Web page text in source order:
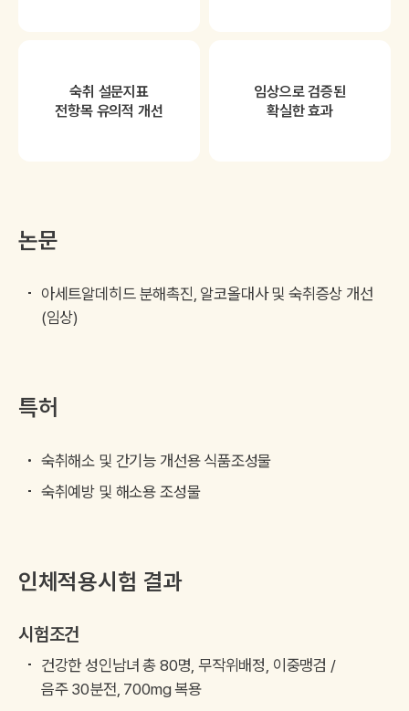
숙취 설문지표
전항목 유의적 개선
임상으로 검증된
확실한 효과
논문
아세트알데히드 분해촉진, 알코올대사 및 숙취증상 개선
(임상)
특허
숙취해소 및 간기능 개선용 식품조성물
숙취예방 및 해소용 조성물
인체적용시험 결과
시험조건
건강한 성인남녀 총 80명, 무작위배정, 이중맹검 /
음주 30분전, 700mg 복용